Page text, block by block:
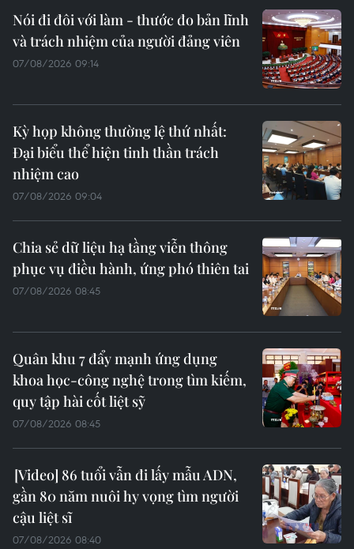
Nói đi đôi với làm - thước đo bản lĩnh
và trách nhiệm của người đảng viên
07/08/2026 09:14
Kỳ họp không thường lệ thứ nhất:
Đại biểu thể hiện tinh thần trách
nhiệm cao
07/08/2026 09:04
Chia sẻ dữ liệu hạ tầng viễn thông
phục vụ điều hành, ứng phó thiên tai
07/08/2026 08:45
Quân khu 7 đẩy mạnh ứng dụng
khoa học-công nghệ trong tìm kiếm,
quy tập hài cốt liệt sỹ
07/08/2026 08:45
86 tuổi vẫn đi lấy mẫu ADN,
gần 80 năm nuôi hy vọng tìm người
cậu liệt sĩ
07/08/2026 08:40